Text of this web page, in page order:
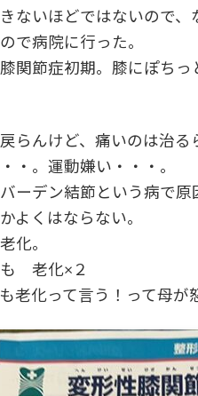
ないほどではないので
で病院に行った。
関節症初期。膝にぽちっ
らんけど、痛いのは治
・。運動嫌い・・・。
ーデン結節という病で
よくはならない。
化。
も 老化×２
老化って言う！って母が